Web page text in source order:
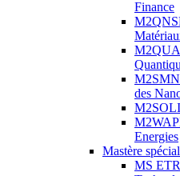
Finance
des
Energies
Mastère
MS